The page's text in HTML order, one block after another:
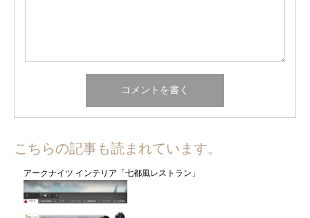
こちらの記事も読まれています。
アークナイツ インテリア「七都風レストラン」